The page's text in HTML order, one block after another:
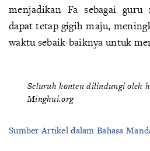
menjadikan Fa sebagai
dapat tetap gigih maju,
waktu sebaik-baiknya untuk
Seluruh konten dilindungi oleh
Minghui.org
Sumber Artikel dalam Bahasa